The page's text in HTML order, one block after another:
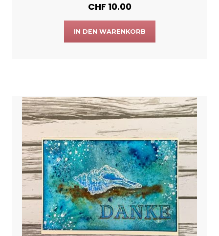
CHF 10.00
IN DEN WARENKORB